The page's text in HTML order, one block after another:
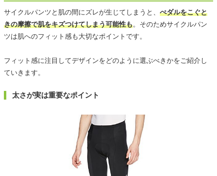
サイクルパンツと肌の間にズレが生じてしまうと、 ぺダルをこぐと
きの摩擦で肌をキズつけてしまう可能性も。そのためサイクルパン
ツは肌へのフィット感も大切なポイントです。
フィット感に注目してデザインをどのように選ぶべきかをご紹介し
ていきます。
太さが実は重要なポイント